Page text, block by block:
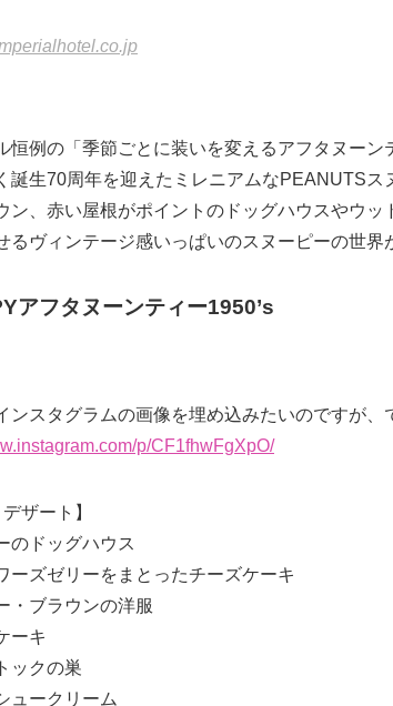
恒例の「季節ごとに装いを変えるアフタヌー
誕生70周年を迎えたミレニアムなPEANUTS
ン、赤い屋根がポイントのドッグハウスやウ
るヴィンテージ感いっぱいのスヌーピーの世界
アフタヌーンティー1950’s
ンスタグラムの画像を埋め込みたいのですが、
p/CF1fhwFgXpO/
ザート】
のドッグハウス
ーズゼリーをまとったチーズケーキ
・ブラウンの洋服
ーキ
ックの巣
ュークリーム